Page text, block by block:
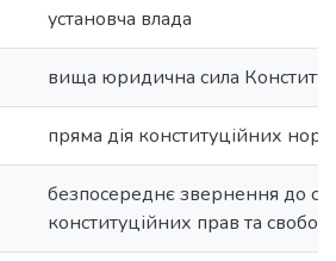
установча влада
вища юридична сила
пряма дія конституційних норм
безпосереднє звернення до
конституційних прав та свобод